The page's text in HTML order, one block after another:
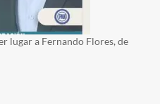
lugar a Fernando Flores, de